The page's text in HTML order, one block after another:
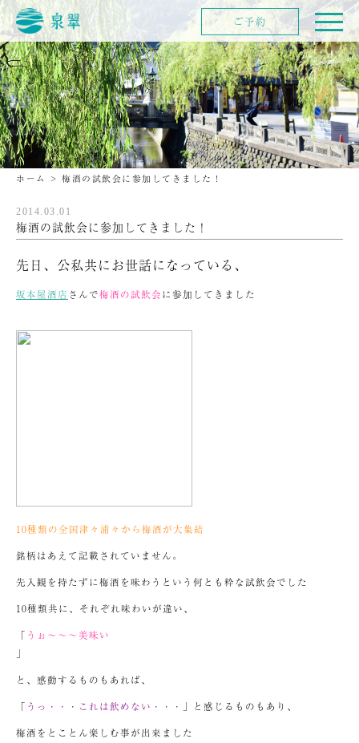
ホーム > 梅酒の試飲会に参加してきました！
2014.03.01
梅酒の試飲会に参加してきました！
先日、公私共にお世話になっている、
坂本屋酒店 さんで梅酒の試飲会に参加してきました
10種類の全国津々浦々から梅酒が大集結
銘柄はあえて記載されていません。
先入観を持たずに梅酒を味わうという何とも粋な試飲会でした
10種類共に、それぞれ味わいが違い、
「 うぉ～～～美味い
」
と、感動するものもあれば、
「 うっ・・・これは飲めない・・・ 」と感じるものもあり、
梅酒をとことん楽しむ事が出来ました
ご予約